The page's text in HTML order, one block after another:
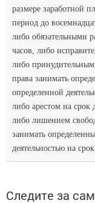
размере заработной
период до
либо обязательными
часов, либо
либо
права занимать
определенной
либо арестом на срок
либо лишением
занимать
деятельностью на
Следите за